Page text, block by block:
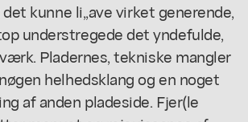
kunne li,,ave virket generende,
understregede det yndefulde,
Pladernes, tekniske mangler
helhedsklang og en noget
af anden pladeside. Fjer(le